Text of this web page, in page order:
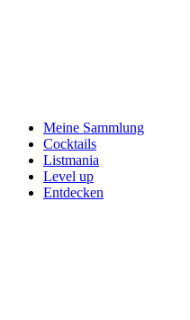
Meine Sammlung
Cocktails
Listmania
Level up
Entdecken